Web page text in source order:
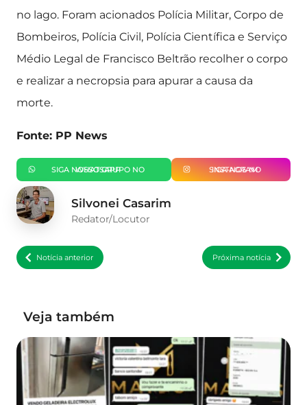
no lago. Foram acionados Polícia Militar, Corpo de
Bombeiros, Polícia Civil, Polícia Científica e Serviço
Médio Legal de Francisco Beltrão recolher o corpo
e realizar a necropsia para apurar a causa da
morte.
Fonte: PP News
SIGA NOSSO GRUPO NO WHATSAPP SIGA-NOS NO INSTAGRAM
Silvonei Casarim
Redator/Locutor
Notícia anterior Próxima notícia
Veja também